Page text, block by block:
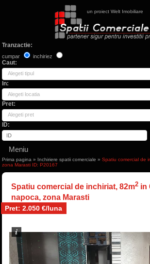
un proiect Welt Imobiliare
Tranzactie:
cumpar inchiriez
Caut:
Alegeti tipul
In:
Alegeti locatia
Pret:
Alegeti pret
ID:
Meniu
Prima pagina » Inchiriere spatii comerciale »Spatiu comercial de
zona Marasti ID: P20167
Spatiu comercial de inchiriat, 82m2in
napoca, zona Marasti
Pret: 2.050 €/luna